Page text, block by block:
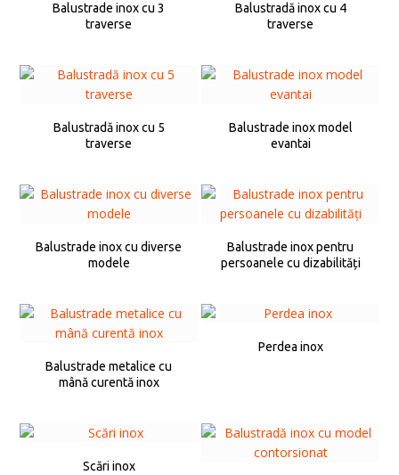
Balustrade inox cu 3
traverse
Balustradă inox cu 4
traverse
Balustradă inox cu 5
traverse
Balustrade inox model
evantai
Balustrade inox cu diverse
modele
Balustrade inox pentru
persoanele cu dizabilități
Balustrade metalice cu
mână curentă inox
Perdea inox
Scări inox